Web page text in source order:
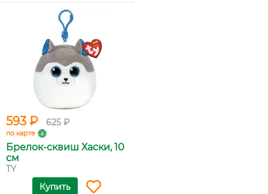
593 ₽ 625 ₽
по карте
Брелок-сквиш Хаски, 10
см
TY
Купить